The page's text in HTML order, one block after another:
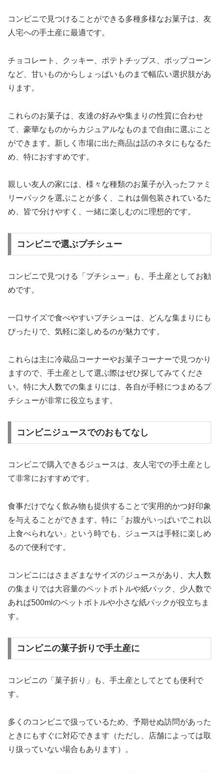
コンビニで見つけることができる多種多様なお菓子は、友
人宅への手土産に最適です。
チョコレート、クッキー、ポテトチップス、ポップコーン
など、甘いものからしょっぱいものまで幅広い選択肢があ
ります。
これらのお菓子は、友達の好みや集まりの性質に合わせ
て、豪華なものからカジュアルなものまで自由に選ぶこと
ができます。新しく市場に出た商品は話のネタにもなるた
め、特におすすめです。
親しい友人の家には、様々な種類のお菓子が入ったファミ
リーパックを選ぶことが多く、これは個包装されているた
め、皆で分けやすく、一緒に楽しむのに理想的です。
コンビニで選ぶプチシュー
コンビニで見つける「プチシュー」も、手土産としてお勧
めです。
一口サイズで食べやすいプチシューは、どんな集まりにも
ぴったりで、気軽に楽しめるのが魅力です。
これらは主に冷蔵品コーナーやお菓子コーナーで見つかり
ますので、手土産として選ぶ際はぜひ探してみてくださ
い。特に大人数での集まりには、各自が手軽につまめるプ
チシューが非常に役立ちます。
コンビニジュースでのおもてなし
コンビニで購入できるジュースは、友人宅での手土産とし
て非常におすすめです。
食事だけでなく飲み物も提供することで実用的かつ好印象
を与えることができます。特に「お腹がいっぱいでこれ以
上食べられない」という時でも、ジュースは手軽に楽しめ
るので便利です。
コンビニにはさまざまなサイズのジュースがあり、大人数
の集まりでは大容量のペットボトルや紙パック、少人数で
あれば500mlのペットボトルや小さな紙パックが役立ちま
す。
コンビニの菓子折りで手土産に
コンビニの「菓子折り」も、手土産としてとても便利で
す。
多くのコンビニで扱っているため、予期せぬ訪問があった
ときにもすぐに対応できます（ただし、店舗によっては取
り扱っていない場合もあります）。